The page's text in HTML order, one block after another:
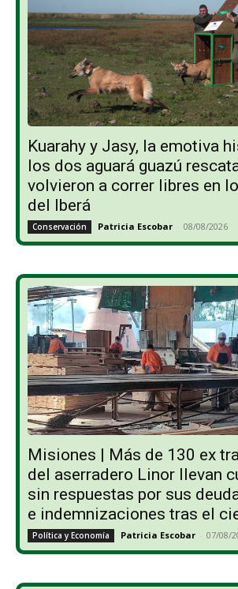
Kuarahy y Jasy, la emotiva
los dos aguará guazú
volvieron a correr libres en
del Iberá
Conservación Patricia Escobar - 08/08/2026
Misiones | Más de 130 ex
del aserradero Linor llevan
sin respuestas por sus
e indemnizaciones tras el
Política y Economía Patricia Escobar - 07/08/